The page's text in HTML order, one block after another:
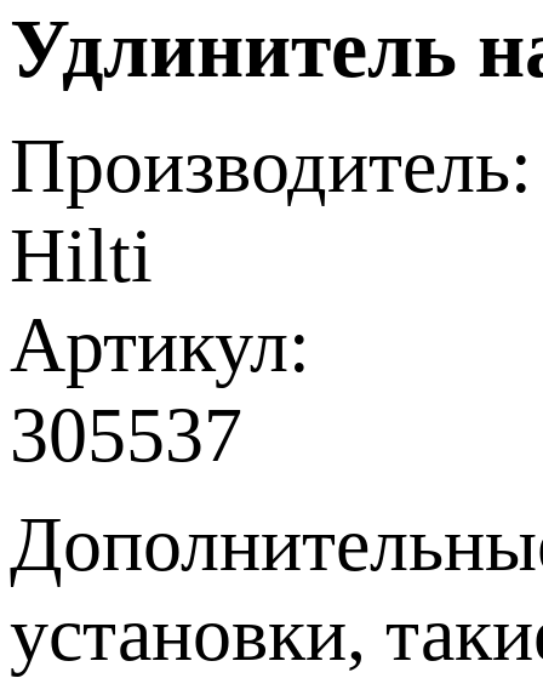
Удлинитель
Производитель:
Hilti
Артикул:
305537
установки,